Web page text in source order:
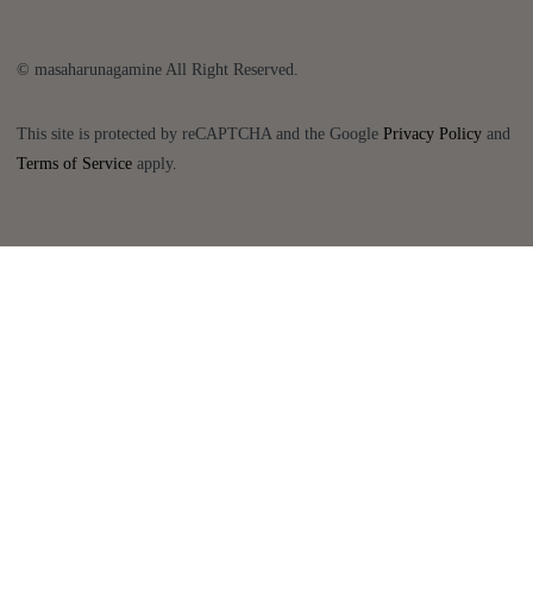
© masaharunagamine All Right Reserved.
This site is protected by reCAPTCHA and the GooglePrivacy Policy and
Terms of Service apply.